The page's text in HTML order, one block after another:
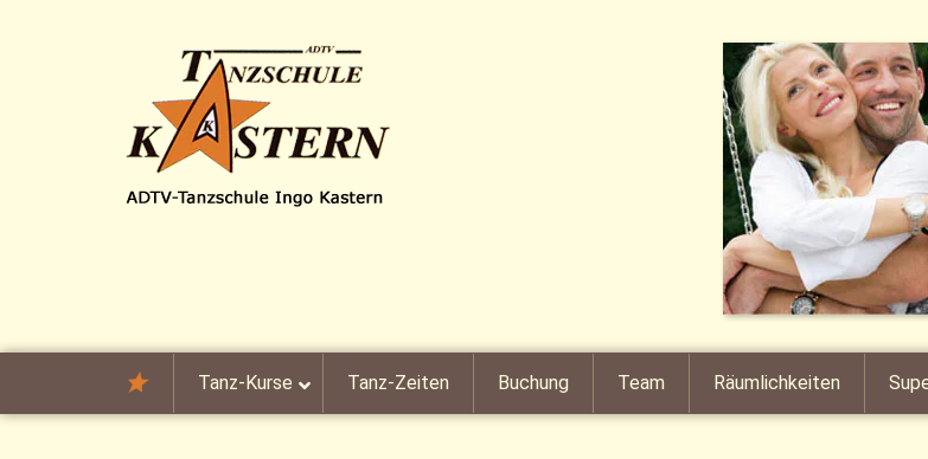
Tanz-Kurse Tanz-Zeiten Buchung Team Räumlichkeiten